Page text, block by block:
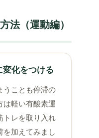
法（運動編）
変化をつける
うことも停滞の
は軽い有酸素運
トレを取り入れ
を加えてみまし